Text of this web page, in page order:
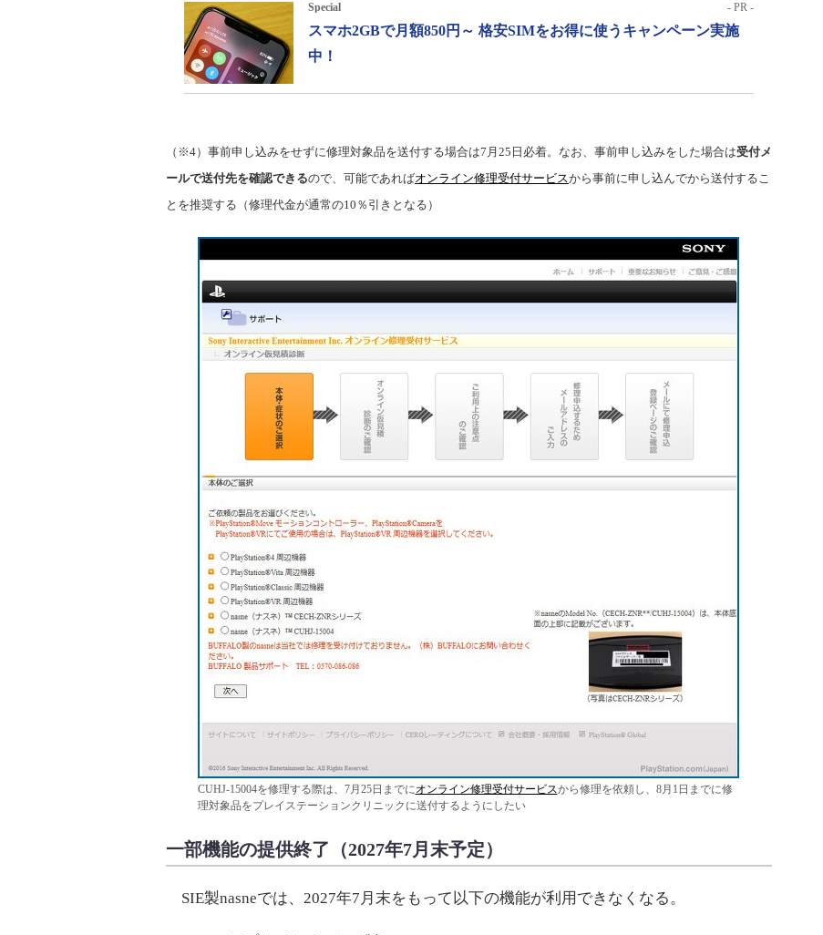
Special - PR -
スマホ2GBで月額850円～ 格安SIMをお得に使うキャンペーン実施
中！
（※4）事前申し込みをせずに修理対象品を送付する場合は7月25日必着。なお、事前申し込みをした場合は受付メ
ールで送付先を確認できるので、可能であればオンライン修理受付サービスから事前に申し込んでから送付するこ
とを推奨する（修理代金が通常の10％引きとなる）
CUHJ-15004を修理する際は、7月25日までにオンライン修理受付サービスから修理を依頼し、8月1日までに修
理対象品をプレイステーションクリニックに送付するようにしたい
一部機能の提供終了（2027年7月末予定）
SIE製nasneでは、2027年7月末をもって以下の機能が利用できなくなる。